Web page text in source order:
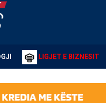
LIGJET E BIZNESIT